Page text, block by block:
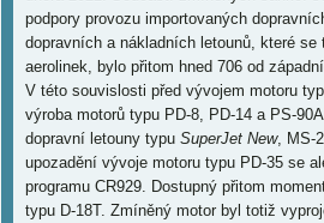
podpory provozu importovaných
dopravních a nákladních letounů, které
aerolinek, bylo přitom hned 706 od
V této souvislosti před vývojem motoru
výroba motorů typu PD-8, PD-14 a PS-
dopravní letouny typu SuperJet New, MS-
upozadění vývoje motoru typu PD-35 se
programu CR929. Dostupný přitom
typu D-18T. Zmíněný motor byl totiž